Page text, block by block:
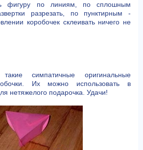
фигуру по линиям, по сплошным
разрезать, по пунктирным -
коробочек склеивать ничего не
симпатичные оригинальные
Их можно использовать в
нетяжелого подарочка. Удачи!